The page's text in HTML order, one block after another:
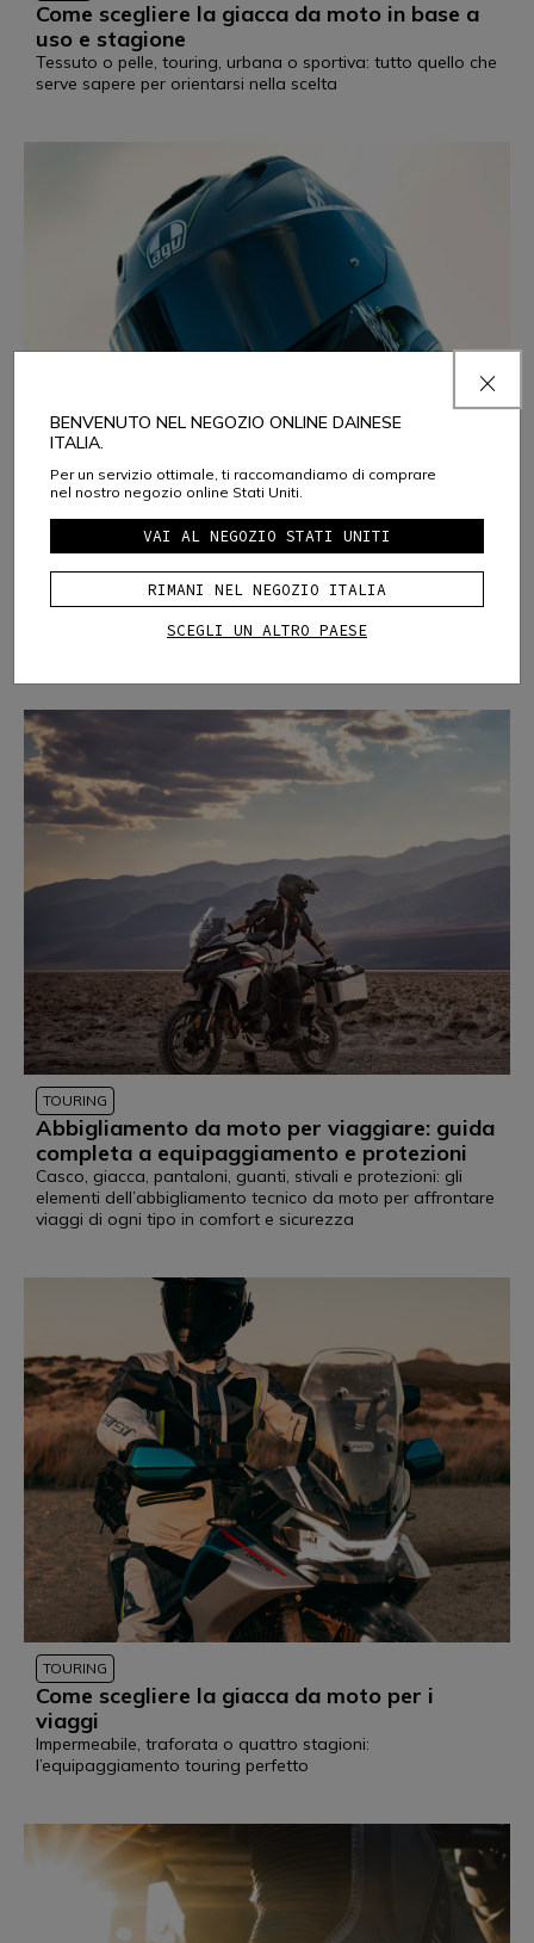
Come scegliere la giacca da moto in base a
uso e stagione
Tessuto o pelle, touring, urbana o sportiva: tutto quello che
serve sapere per orientarsi nella scelta
Quanto dura un casco da moto e come
mantenerlo in efficienza
La guida a manutenzione, sicurezza e durata: cosa
succede quando un casco subisce un impatto, quando
TOURING
Abbigliamento da moto per viaggiare: guida
completa a equipaggiamento e protezioni
Casco, giacca, pantaloni, guanti, stivali e protezioni: gli
elementi dell’abbigliamento tecnico da moto per affrontare
viaggi di ogni tipo in comfort e sicurezza
TOURING
Come scegliere la giacca da moto per i
viaggi
Impermeabile, traforata o quattro stagioni:
l’equipaggiamento touring perfetto
BENVENUTO NEL NEGOZIO ONLINE DAINESE
ITALIA.
Per un servizio ottimale, ti raccomandiamo di comprare
nel nostro negozio online Stati Uniti.
VAI AL NEGOZIO STATI UNITI
RIMANI NEL NEGOZIO ITALIA
SCEGLI UN ALTRO PAESE